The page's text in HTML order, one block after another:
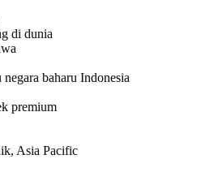
di dunia
baharu Indonesia
premium
Asia Pacific